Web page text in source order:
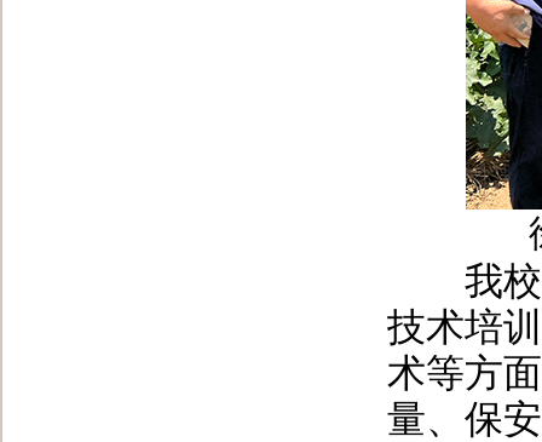
我校
技术培
术等方
量、保